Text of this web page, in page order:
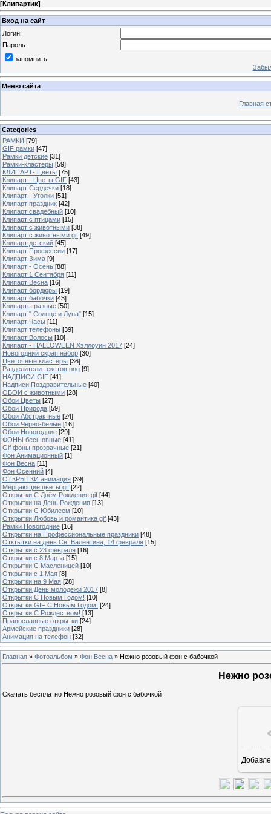
[Клипартик]
Вход на сайт
Логин:
Пароль:
запомнить
Меню сайта
Главная
Categories
РАМКИ [79]
GIF рамки [47]
Рамки детские [31]
Рамки-кластеры [59]
КЛИПАРТ- Цветы [75]
Клипарт - Цветы GIF [43]
Клипарт Сердечки [18]
Клипарт - Уголки [51]
Клипарт праздник [42]
Клипарт свадебный [10]
Клипарт с птицами [15]
Клипарт с животными [38]
Клипарт с животными gif [49]
Клипарт детский [45]
Клипарт Профессии [17]
Клипарт Зима [9]
Клипарт - Осень [88]
Клипарт 1 Сентября [11]
Клипарт Весна [16]
Клипарт бордюры [19]
Клипарт бабочки [43]
Клипарты разные [50]
Клипарт " Солнце и Луна" [15]
Клипарт Часы [11]
Клипарт телефоны [39]
Клипарт Волосы [10]
Клипарт - HALLOWEEN Хэллоуин 2017 [24]
Новогодний скрап набор [30]
Цветочные кластеры [36]
Разделители текстов png [9]
НАДПИСИ GIF [41]
Надписи Поздравительные [40]
ОБОИ с животными [28]
Обои Цветы [27]
Обои Природа [59]
Обои Абстрактные [24]
Обои Чёрно-белые [16]
Обои Новогодние [29]
ФОНЫ бесшовные [41]
Gif фоны прозрачные [21]
Фон Анимационный [1]
Фон Весна [11]
Фон Осенний [4]
ОТКРЫТКИ анимация [39]
Мерцающие цветы gif [22]
Открытки С Днём Рождения gif [44]
Открытки на День Рождения [13]
Открытки С Юбилеем [10]
Открытки Любовь и романтика gif [43]
Рамки Новогодние [16]
Открытки на Профессиональные праздники [48]
Отктытки на день Св. Валентина, 14 февраля [15]
Открытки с 23 февраля [16]
Открытки с 8 Марта [15]
Открытки С Масленицей [10]
Открытки с 1 Мая [8]
Открытки на 9 Мая [28]
Открытки День молодёжи 2017 [8]
Открытки С Новым Годом! [10]
Открытки GIF С Новым Годом! [24]
Открытки С Рождеством! [13]
Православные открытки [24]
Армейские праздники [28]
Анимация на телефон [32]
Главная » Фотоальбом » Фон Весна » Нежно розовый фон с бабочкой
Нежно
Скачать бесплатно Нежно розовый фон с бабочкой